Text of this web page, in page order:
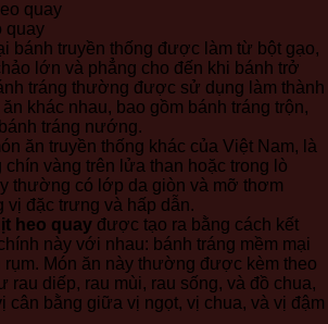
quay
bánh truyền thống được làm từ bột gạo,
lớn và phẳng cho đến khi bánh trở
tráng thường được sử dụng làm thành
khác nhau, bao gồm bánh tráng trộn,
tráng nướng.
ăn truyền thống khác của Việt Nam, là
vàng trên lửa than hoặc trong lò
thường có lớp da giòn và mỡ thơm
vị đặc trưng và hấp dẫn.
heo quay được tạo ra bằng cách kết
này với nhau: bánh tráng mềm mại
rụm. Món ăn này thường được kèm theo
rau diếp, rau mùi, rau sống, và đồ chua,
cân bằng giữa vị ngọt, vị chua, và vị đậm